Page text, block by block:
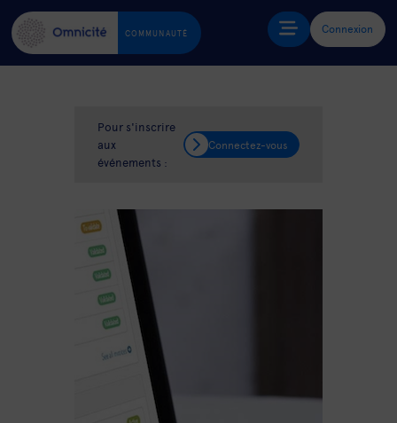
COMMUNAUTÉ Connexion
Pour s'inscrire
aux
événements :
Connectez-vous